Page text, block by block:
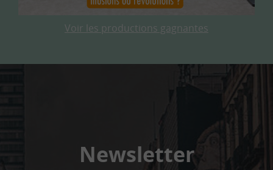
Voir les productions gagnantes
Newsletter